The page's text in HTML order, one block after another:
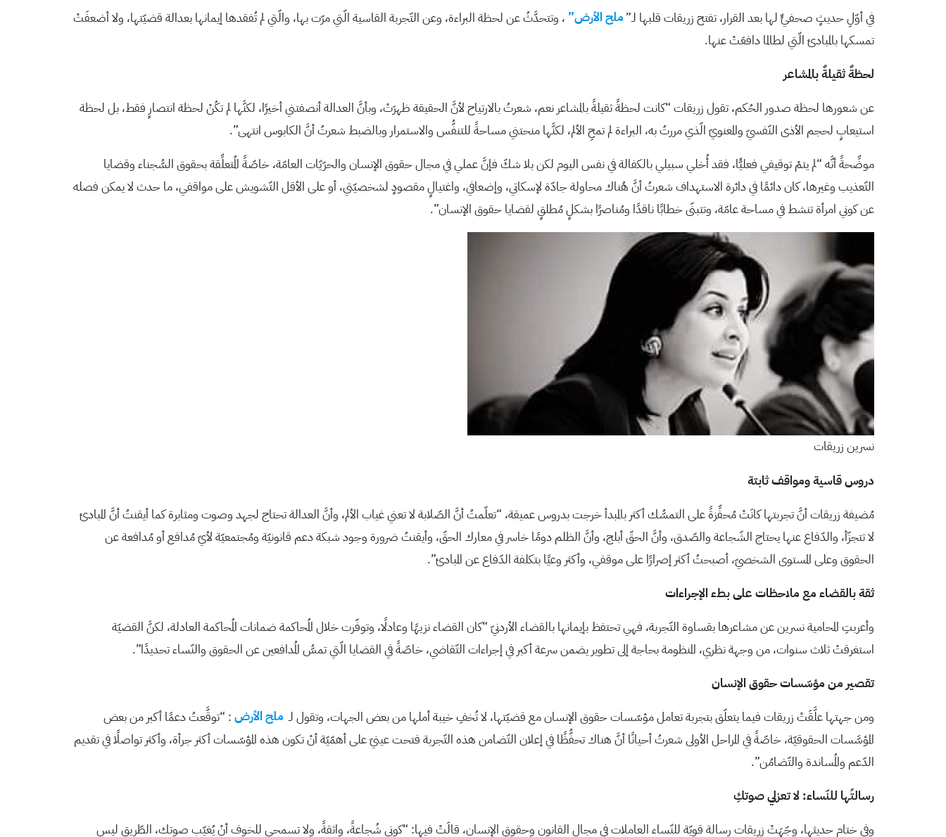
في أوّلِ حديثٍ صحفيٍّ لها بعد القرار، تفتح زريقات قلبها لـ”ملح الأرض” ، وتتحدَّثُ عن لحظة البراءة، وعن التّجربة القاسية الّتي مرّت بها، والّتي لم تُفقدها إيمانها بعدالة قضيّتها، ولا أضعفَتْ
تمسكها بالمبادئ الّتي لطالما دافعَتْ عنها.
لحظةٌ ثقيلةٌ بالمشاعر
عن شعورها لحظة صدور الحُكم، تقول زريقات “كانت لحظةً ثقيلةً بالمشاعر نعم، شعرتُ بالارتياح لأنَّ الحقيقة ظهرَتْ، وبأنَّ العدالة أنصفتني أخيرًا، لكنَّها لم تكُنْ لحظة انتصارٍ فقط، بل لحظة
استيعابٍ لحجم الأذى النّفسيّ والمعنويّ الّذي مررتُ به، البراءة لم تمحِ الألم، لكنَّها منحتني مساحةً للتنفُّس والاستمرار وبالضبط شعرتُ أنَّ الكابوس انتهى”.
موضِّحةً أنَّه “لم يتمْ توقيفي فعليًّا، فقد أُخلي سبيلي بالكفالة في نفس اليوم لكن بلا شكّ فإنَّ عملي في مجال حقوق الإنسان والحرّيّات العامّة، خاصّةً المُتعلِّقة بحقوق السُّجناء وقضايا
التّعذيب وغيرها، كان دائمًا في دائرة الاستهداف شعرتُ أنَّ هُناك محاولة جادّة لإسكاتي، وإضعافي، واغتيالٍ مقصودٍ لشخصيّتي، أو على الأقل التّشويش على مواقفي، ما حدث لا يمكن فصله
عن كوني امرأة تنشط في مساحة عامّة، وتتبنّى خطابًا ناقدًا ومُناصرًا بشكلٍ مُطلقٍ لقضايا حقوق الإنسان”.
نسرين زريقات
دروس قاسية ومواقف ثابتة
مُضيفة زريقات أنَّ تجربتها كانَتْ مُحفِّزةً على التمسُّك أكثر بالمبدأ خرجت بدروس عميقة، “تعلّمتُ أنَّ الصّلابة لا تعني غياب الألم، وأنَّ العدالة تحتاج لجهد وصوت ومثابرة كما أيقنتُ أنَّ المبادئ
لا تتجزّأ، والدّفاع عنها يحتاج الشّجاعة والصّدق، وأنَّ الحقّ أبلج، وأنَّ الظلم دومًا خاسر في معارك الحقّ، وأيقنتُ ضرورة وجود شبكة دعم قانونيّة ومُجتمعيّة لأيّ مُدافع أو مُدافعة عن
الحقوق وعلى المستوى الشخصيّ، أصبحتُ أكثر إصرارًا على موقفي، وأكثر وعيًا بتكلفة الدّفاع عن المبادئ”.
ثقة بالقضاء مع ملاحظات على بطء الإجراءات
وأعربتِ المحامية نسرين عن مشاعرها بقساوة التّجربة، فهي تحتفظ بإيمانها بالقضاء الأردنيّ “كان القضاء نزيهًا وعادلًا، وتوفّرت خلال المُحاكمة ضمانات المُحاكمة العادلة، لكنَّ القضيّة
استغرقتْ ثلاث سنوات، من وجهة نظري، المنظومة بحاجة إلى تطوير يضمن سرعة أكبر في إجراءات التّقاضي، خاصّةً في القضايا الّتي تمسُّ المُدافعين عن الحقوق والنّساء تحديدًا”.
تقصير من مؤسّسات حقوق الإنسان
ومن جهتها علَّقَتْ زريقات فيما يتعلّق بتجربة تعامل مؤسّسات حقوق الإنسان مع قضيّتها، لا تُخفِ خيبة أملها من بعض الجهات، وتقول لـ ملح الأرض : “توقَّعتُ دعمًا أكبر من بعض
المؤسَّسات الحقوقيّة، خاصّةً في المراحل الأولى شعرتُ أحيانًا أنَّ هناك تحفُّظًا في إعلان التّضامن هذه التّجربة فتحت عينيّ على أهمّيّة أنْ تكون هذه المؤسّسات أكثر جرأة، وأكثر تواصلًا في تقديم
الدّعم والمُساندة والتّضامُن”.
رسالتُها للنّساء: لا تعزلي صوتكِ
وفي ختام حديثها، وجّهَتْ زريقات رسالة قويّة للنّساء العاملات في مجال القانون وحقوق الإنسان، قالَتْ فيها: “كوني شُجاعةً، واثقةً، ولا تسمحي للخوف أنْ يُغيّب صوتك، الطّريق ليس